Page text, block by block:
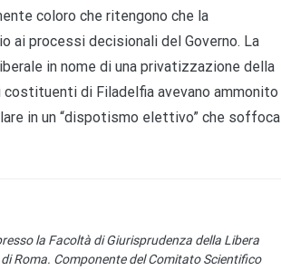
coloro che ritengono che la
ai processi decisionali del Governo. La
in nome di una privatizzazione della
costituenti di Filadelfia avevano ammonito
in un “dispotismo elettivo” che soffoca
la Facoltà di Giurisprudenza della Libera
Roma. Componente del Comitato Scientifico